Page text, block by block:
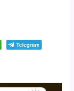
Telegram